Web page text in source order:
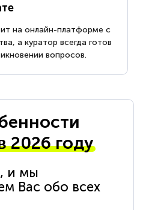
на онлайн-платформе с
а куратор всегда готов
вопросов.
2026 году
и мы
Вас обо всех